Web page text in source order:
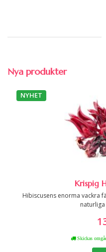
Nya produkter
NYHET
Krispig
Hibiscusens enorma vackra
Skickas